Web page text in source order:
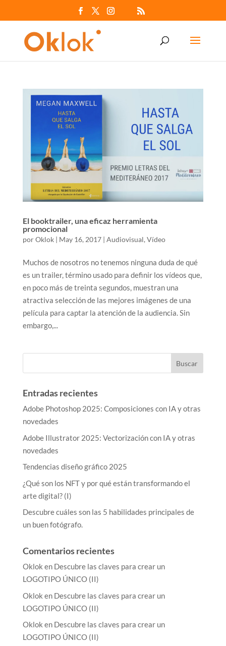
El booktrailer, una eficaz herramienta
promocional
porOklok| May 16, 2017| Audiovisual, Vídeo
Muchos de nosotros no tenemos ninguna duda de qué
es un trailer, término usado para definir los vídeos que,
en poco más de treinta segundos, muestran una
atractiva selección de las mejores imágenes de una
película para captar la atención de la audiencia. Sin
embargo,...
Entradas recientes
Adobe Photoshop 2025: Composiciones con IA y otras
novedades
Adobe Illustrator 2025: Vectorización con IA y otras
novedades
Tendencias diseño gráfico 2025
¿Qué son los NFT y por qué están transformando el
arte digital? (I)
Descubre cuáles son las 5 habilidades principales de
un buen fotógrafo.
Comentarios recientes
Oklok en Descubre las claves para crear un
LOGOTIPO ÚNICO (II)
Oklok en Descubre las claves para crear un
LOGOTIPO ÚNICO (II)
Oklok en Descubre las claves para crear un
LOGOTIPO ÚNICO (II)